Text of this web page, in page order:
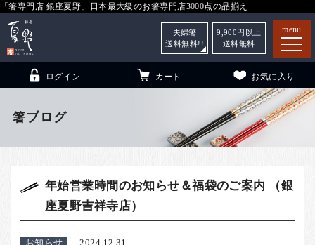
「箸専門店 銀座夏野」日本最大級のお箸専門店3000点の品揃え
menu
子供和食器（贈答用・自宅用）
銀座夏野・箸長 について
こども和食器 小夏 について
ログイン カート お気に入り
夫婦箸
送料無料!!
9,900 円以上
送料無料
箸ブログ
年始営業時間のお知らせ＆福袋のご案内 （銀
座夏野吉祥寺店）
お知らせ 2024.12.31